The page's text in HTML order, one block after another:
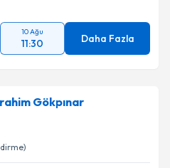
10 Ağu
11:30 Daha Fazla
Gökpınar